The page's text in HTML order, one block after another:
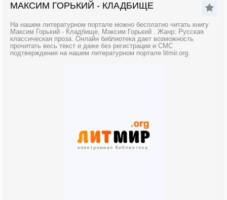
МАКСИМ ГОРЬКИЙ - КЛАДБИЩЕ
На нашем литературном портале можно бесплатно читать книгу
Максим Горький - Кладбище, Максим Горький . Жанр: Русская
классическая проза. Онлайн библиотека дает возможность
прочитать весь текст и даже без регистрации и СМС
подтверждения на нашем литературном портале litmir.org.